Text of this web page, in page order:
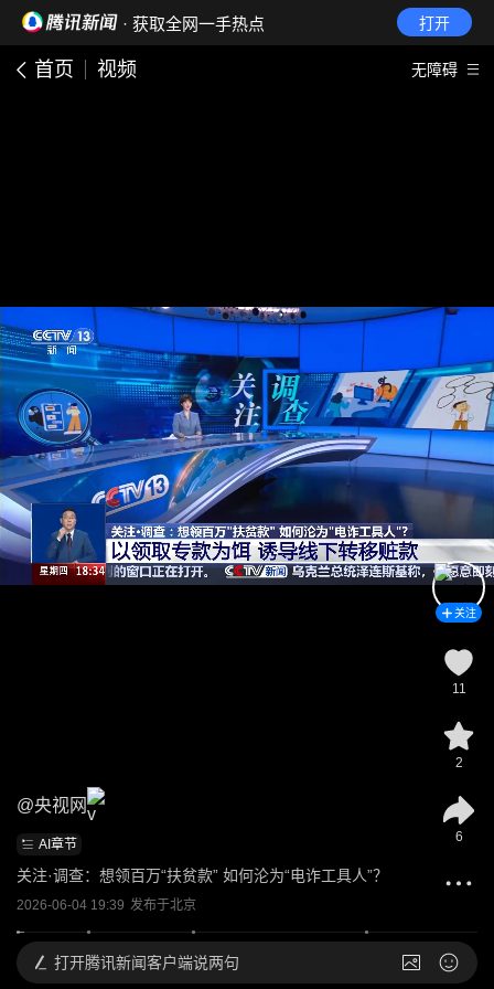
· 获取全网一手热点 打开
首页 视频 无障碍
@央视网
AI章节
关注·调查：想领百万“扶贫款” 如何沦为“电诈工具人”？
2026-06-04 19:39 发布于北京
关注
11
2
6
打开腾讯新闻客户端说两句